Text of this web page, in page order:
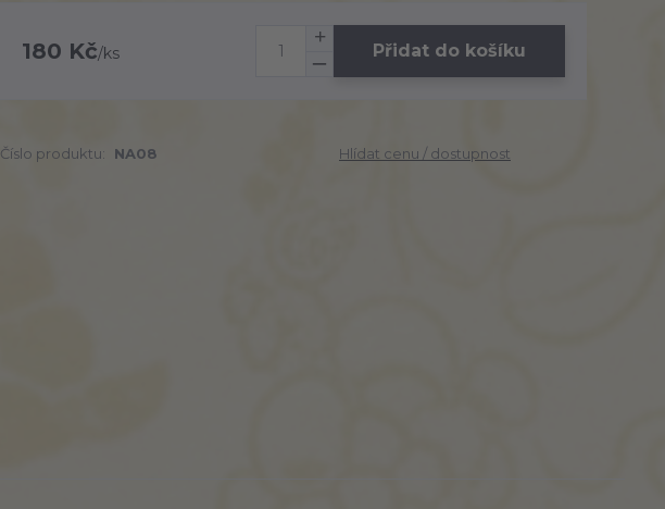
180 Kč/ks Přidat do košíku
Číslo produktu: NA08 Hlídat cenu / dostupnost